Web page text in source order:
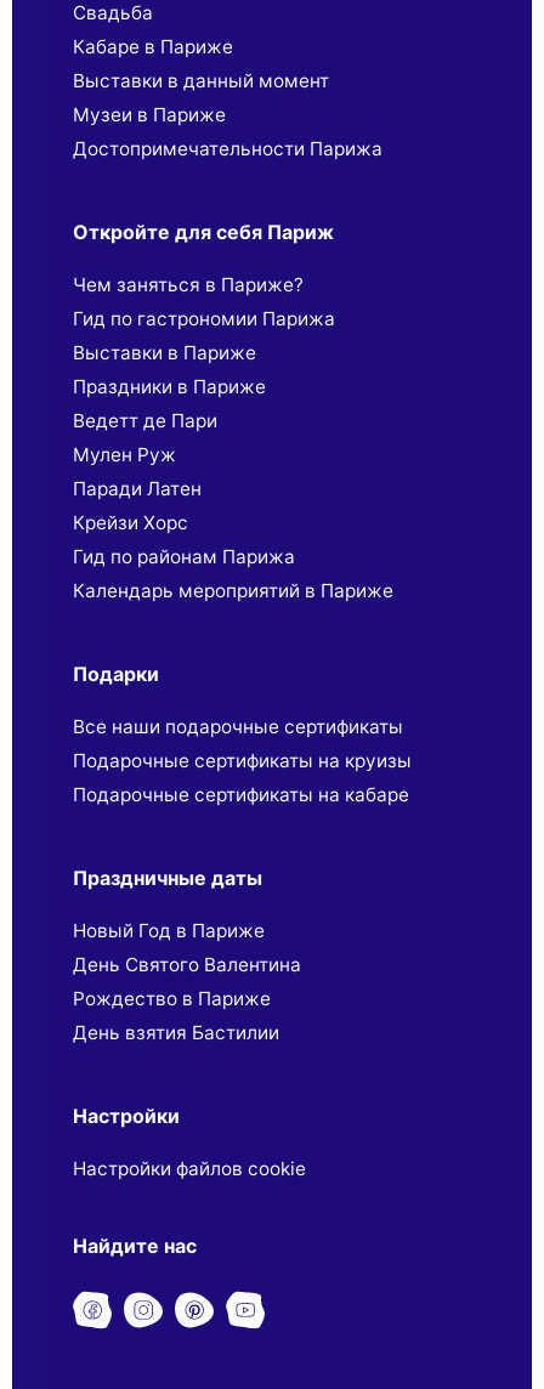
Свадьба
Кабаре в Париже
Выставки в данный момент
Музеи в Париже
Достопримечательности Парижа
Откройте для себя Париж
Чем заняться в Париже?
Гид по гастрономии Парижа
Выставки в Париже
Праздники в Париже
Ведетт де Пари
Мулен Руж
Паради Латен
Крейзи Хорс
Гид по районам Парижа
Календарь мероприятий в Париже
Подарки
Все наши подарочные сертификаты
Подарочные сертификаты на круизы
Подарочные сертификаты на кабаре
Праздничные даты
Новый Год в Париже
День Святого Валентина
Рождество в Париже
День взятия Бастилии
Настройки
Настройки файлов cookie
Найдите нас